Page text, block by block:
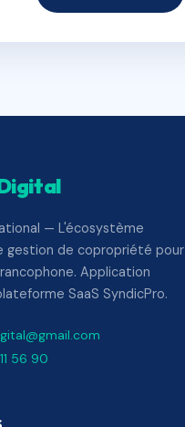
— L'écosystème
gestion de copropriété pour
Application
SaaS SyndicPro.
56 90